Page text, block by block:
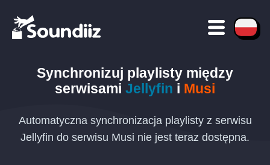
Synchronizuj playlisty między
serwisami Jellyfin i Musi
Automatyczna synchronizacja playlisty z serwisu
Jellyfin do serwisu Musi nie jest teraz dostępna.